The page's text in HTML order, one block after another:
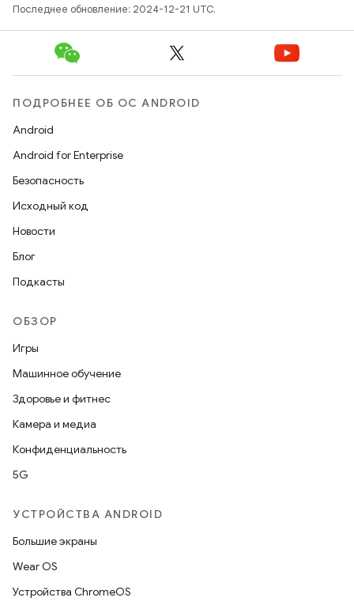
Последнее обновление: 2024-12-21 UTC.
ПОДРОБНЕЕ ОБ ОС ANDROID
Android
Android for Enterprise
Безопасность
Исходный код
Новости
Блог
Подкасты
ОБЗОР
Игры
Машинное обучение
Здоровье и фитнес
Камера и медиа
Конфиденциальность
5G
УСТРОЙСТВА ANDROID
Большие экраны
Wear OS
Устройства ChromeOS